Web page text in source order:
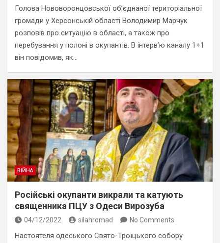
Голова Нововоронцовської об’єднаної територіальної
громади у Херсонській області Володимир Марчук
розповів про ситуацію в області, а також про
перебування у полоні в окупантів. В інтерв’ю каналу 1+1
він повідомив, як…
ВІЙНА
Російські окупанти викрали та катують
священника ПЦУ з Одеси Вирозуба
04/12/2022 silahromad No Comments
Настоятеля одеського Свято-Троїцького собору